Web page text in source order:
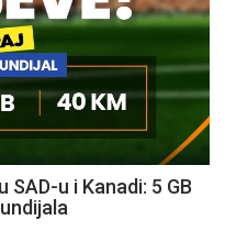
SAD-u i Kanadi: 5 GB